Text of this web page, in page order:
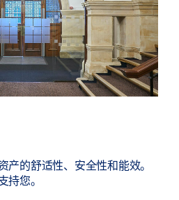
产的舒适性、安全性和能效。
持您。